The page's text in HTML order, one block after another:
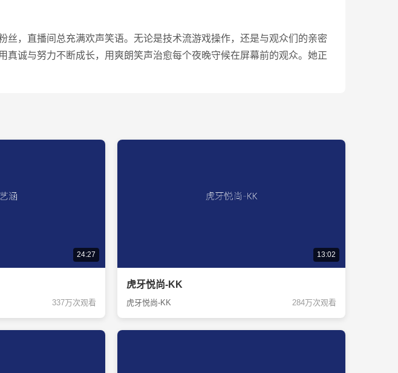
，直播间总充满欢声笑语。无论是技术流游戏操作，还是与观众们的亲密
诚与努力不断成长，用爽朗笑声治愈每个夜晚守候在屏幕前的观众。她正
24:27
337万次观看
13:02
虎牙悦尚-KK
虎牙悦尚-KK 284万次观看